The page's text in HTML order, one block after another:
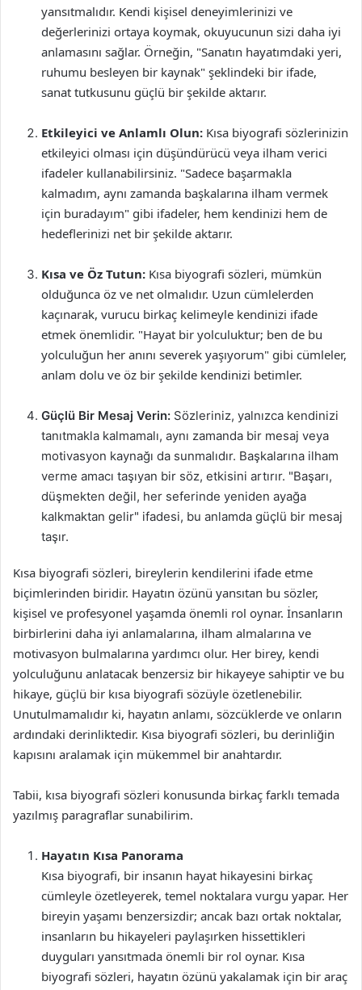
yansıtmalıdır. Kendi kişisel deneyimlerinizi ve
değerlerinizi ortaya koymak, okuyucunun sizi daha iyi
anlamasını sağlar. Örneğin, "Sanatın hayatımdaki yeri,
ruhumu besleyen bir kaynak" şeklindeki bir ifade,
sanat tutkusunu güçlü bir şekilde aktarır.
Etkileyici ve Anlamlı Olun: Kısa biyografi sözlerinizin
etkileyici olması için düşündürücü veya ilham verici
ifadeler kullanabilirsiniz. "Sadece başarmakla
kalmadım, aynı zamanda başkalarına ilham vermek
için buradayım" gibi ifadeler, hem kendinizi hem de
hedeflerinizi net bir şekilde aktarır.
Kısa ve Öz Tutun: Kısa biyografi sözleri, mümkün
olduğunca öz ve net olmalıdır. Uzun cümlelerden
kaçınarak, vurucu birkaç kelimeyle kendinizi ifade
etmek önemlidir. "Hayat bir yolculuktur; ben de bu
yolculuğun her anını severek yaşıyorum" gibi cümleler,
anlam dolu ve öz bir şekilde kendinizi betimler.
Güçlü Bir Mesaj Verin: Sözleriniz, yalnızca kendinizi
tanıtmakla kalmamalı, aynı zamanda bir mesaj veya
motivasyon kaynağı da sunmalıdır. Başkalarına ilham
verme amacı taşıyan bir söz, etkisini artırır. "Başarı,
düşmekten değil, her seferinde yeniden ayağa
kalkmaktan gelir" ifadesi, bu anlamda güçlü bir mesaj
taşır.
Kısa biyografi sözleri, bireylerin kendilerini ifade etme
biçimlerinden biridir. Hayatın özünü yansıtan bu sözler,
kişisel ve profesyonel yaşamda önemli rol oynar. İnsanların
birbirlerini daha iyi anlamalarına, ilham almalarına ve
motivasyon bulmalarına yardımcı olur. Her birey, kendi
yolculuğunu anlatacak benzersiz bir hikayeye sahiptir ve bu
hikaye, güçlü bir kısa biyografi sözüyle özetlenebilir.
Unutulmamalıdır ki, hayatın anlamı, sözcüklerde ve onların
ardındaki derinliktedir. Kısa biyografi sözleri, bu derinliğin
kapısını aralamak için mükemmel bir anahtardır.
Tabii, kısa biyografi sözleri konusunda birkaç farklı temada
yazılmış paragraflar sunabilirim.
Hayatın Kısa Panorama
Kısa biyografi, bir insanın hayat hikayesini birkaç
cümleyle özetleyerek, temel noktalara vurgu yapar. Her
bireyin yaşamı benzersizdir; ancak bazı ortak noktalar,
insanların bu hikayeleri paylaşırken hissettikleri
duyguları yansıtmada önemli bir rol oynar. Kısa
biyografi sözleri, hayatın özünü yakalamak için bir araç